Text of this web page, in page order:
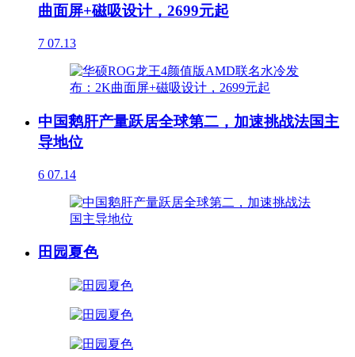
曲面屏+磁吸设计，2699元起
7 07.13
中国鹅肝产量跃居全球第二，加速挑战法国主
导地位
6 07.14
田园夏色